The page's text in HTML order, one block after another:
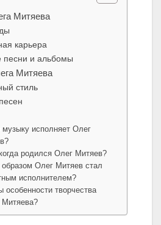
Митяева
карьера
песни и альбомы
Митяева
стиль
музыку исполняет Олег
родился Олег Митяев?
образом Олег Митяев стал
исполнителем?
особенности творчества